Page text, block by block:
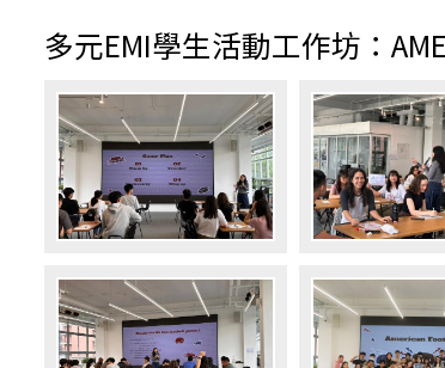
多元EMI學生活動工作坊：